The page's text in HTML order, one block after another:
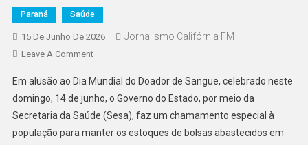
Paraná Saúde
15 De Junho De 2026 Jornalismo Califórnia FM
Leave A CommentOn
REFORÇA
IMPORTÂNCIA
DA
DOAÇÃO
Em alusão ao Dia Mundial do Doador de Sangue, celebrado neste
domingo, 14 de junho, o Governo do Estado, por meio da
Secretaria da Saúde (Sesa), faz um chamamento especial à
população para manter os estoques de bolsas abastecidos em